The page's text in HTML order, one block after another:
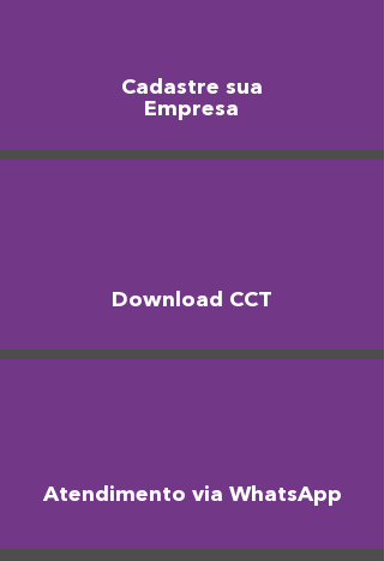
Cadastre sua
Empresa
Download CCT
Atendimento via WhatsApp